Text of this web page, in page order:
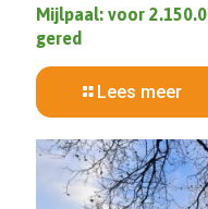
Mijlpaal: voor
gered
Lees meer